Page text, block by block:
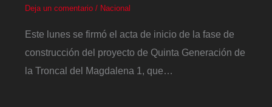
Deja un comentario / Nacional
Este lunes se firmó el acta de inicio de la fase de
construcción del proyecto de Quinta Generación de
la Troncal del Magdalena 1, que…